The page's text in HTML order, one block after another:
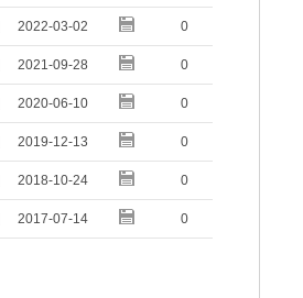
2022-03-02 0
2021-09-28 0
2020-06-10 0
2019-12-13 0
2018-10-24 0
2017-07-14 0